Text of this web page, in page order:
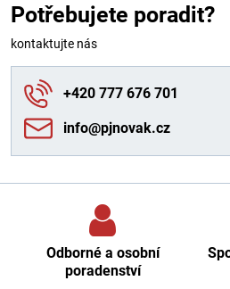
Potřebujete poradit?
kontaktujte nás
+420 777 676 701
info​@pjnovak​.cz
Odborné a osobní
poradenství